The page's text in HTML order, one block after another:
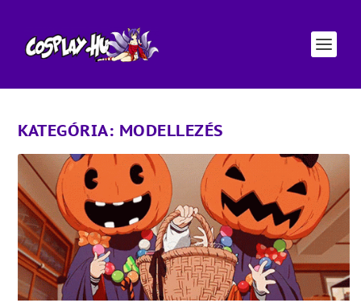
KATEGÓRIA: MODELLEZÉS